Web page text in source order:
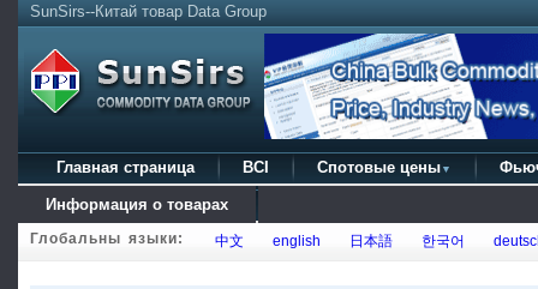
SunSirs--Китай товар Data Group
Главная страница BCI Спотовые цены ▼
Информация о товарах
Глобальны языки: 中文 english 日本語 한국어